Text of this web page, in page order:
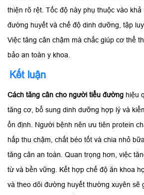
thiện rõ rệt. Tốc độ này phụ thuộc vào khả
đường huyết và chế độ dinh dưỡng, tập
Việc tăng cân chậm mà chắc giúp cơ thể
bảo an toàn y khoa.
Kết luận
Cách tăng cân cho người tiểu đường hiệu
tăng cơ, bổ sung dinh dưỡng hợp lý và
ổn định. Người bệnh nên ưu tiên protein
hấp thu chậm, chất béo tốt và chia nhỏ
tăng cân an toàn. Quan trọng hơn, việc
từ và bền vững. Kết hợp chế độ ăn khoa
và theo dõi đường huyết thường xuyên sẽ